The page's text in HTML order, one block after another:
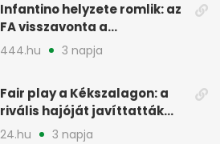
Infantino helyzete romlik: az
FA visszavonta a
támogatását, jöhet a
444.hu 3 napja
Fair play a Kékszalagon: a
rivális hajóját javíttatták
meg
24.hu 3 napja